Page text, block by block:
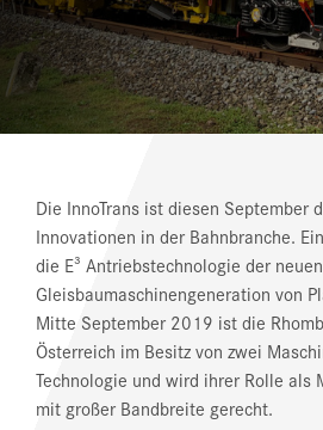
Die InnoTrans ist diesen September
Innovationen in der Bahnbranche.
die E³ Antriebstechnologie der neuen
Gleisbaumaschinengeneration von
Mitte September 2019 ist die
Österreich im Besitz von zwei
Technologie und wird ihrer Rolle als
mit großer Bandbreite gerecht.